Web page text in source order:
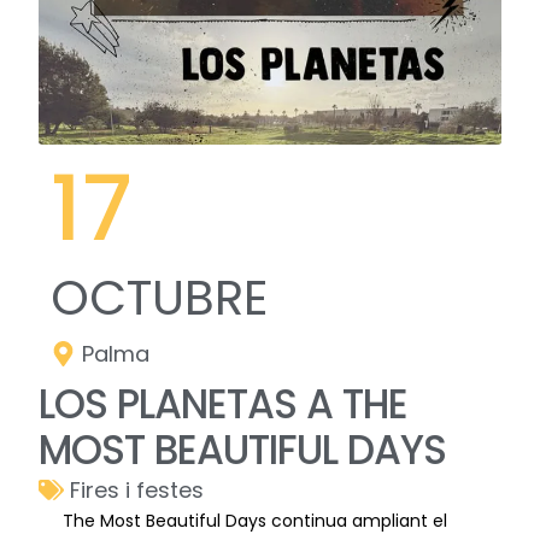
17
OCTUBRE
Palma
LOS PLANETAS A THE
MOST BEAUTIFUL DAYS
Fires i festes
The Most Beautiful Days continua ampliant el